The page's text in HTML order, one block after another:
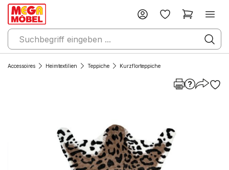
Accessoires Heimtextilien Teppiche Kurzflorteppiche